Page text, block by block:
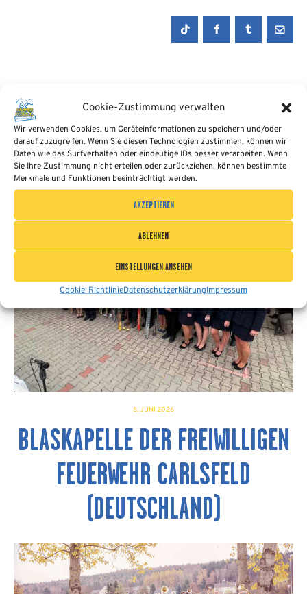
Cookie-Zustimmung verwalten
Wir verwenden Cookies, um Geräteinformationen zu speichern und/oder
darauf zuzugreifen. Wenn Sie diesen Technologien zustimmen, können wir
Daten wie das Surfverhalten oder eindeutige IDs besser verarbeiten. Wenn
Sie Ihre Zustimmung nicht erteilen oder zurückziehen, können bestimmte
Merkmale und Funktionen beeinträchtigt werden.
AKZEPTIEREN
ABLEHNEN
EINSTELLUNGEN ANSEHEN
Cookie-RichtlinieDatenschutzerklärungImpressum
AUCH INTERESSANT...
8. JUNI 2026
BLASKAPELLE DER FREIWILLIGEN
FEUERWEHR CARLSFELD
(DEUTSCHLAND)